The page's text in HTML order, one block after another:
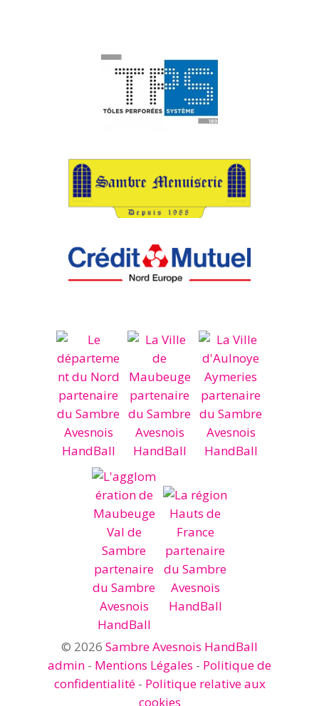
© 2026 Sambre Avesnois HandBall
admin - Mentions Légales - Politique de
confidentialité- Politique relative aux
cookies